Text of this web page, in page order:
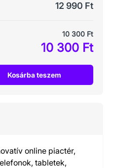
12 990 Ft
10 300 Ft
10 300 Ft
Kosárba teszem
online piactér,
tabletek,